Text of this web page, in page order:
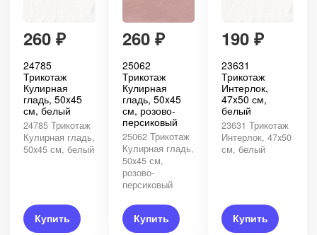
260 ₽
24785
Трикотаж
Кулирная
гладь, 50x45
см, белый
24785 Трикотаж
Кулирная гладь,
50x45 см, белый
Купить
260 ₽
25062
Трикотаж
Кулирная
гладь, 50x45
см, розово-
персиковый
25062 Трикотаж
Кулирная гладь,
50x45 см,
розово-
персиковый
Купить
190 ₽
23631
Трикотаж
Интерлок,
47x50 см,
белый
23631 Трикотаж
Интерлок, 47x50
см, белый
Купить